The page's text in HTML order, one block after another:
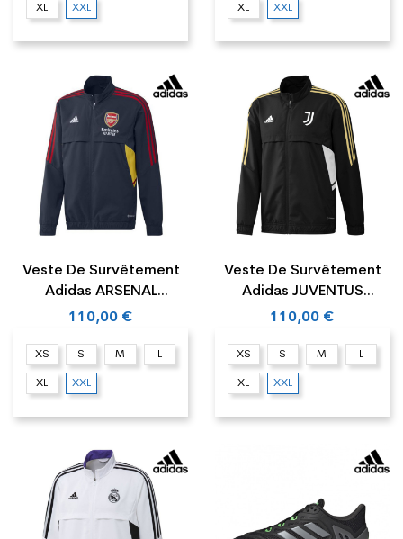
XL XXL XL XXL
Veste De Survêtement
Adidas ARSENAL
PRESENTATION
110,00 €
XS S M L
XL XXL
Veste De Survêtement
Adidas JUVENTUS
PRESENTATION
110,00 €
XS S M L
XL XXL